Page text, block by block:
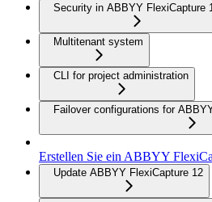
Security in ABBYY FlexiCapture
Multitenant system
CLI for project administration
Failover configurations for
Erstellen Sie ein ABBYY
Update ABBYY FlexiCapture 12